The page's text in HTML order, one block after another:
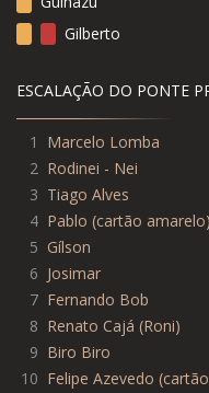
Gilberto
ESCALAÇÃO DO PONTE
1
Marcelo Lomba
2 Rodinei - Nei
3 Tiago Alves
4 Pablo (cartão amarelo)
5 Gílson
6 Josimar
7 Fernando Bob
8 Renato Cajá (Roni)
9 Biro Biro
10 Felipe Azevedo